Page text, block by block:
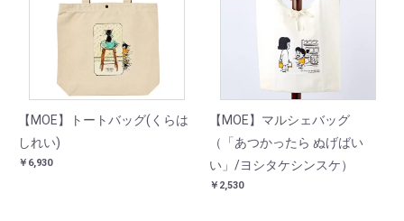
【MOE】トートバッグ(くらは
しれい)
￥6,930
【MOE】マルシェバッグ
（「あつかったら ぬげばい
い」/ヨシタケシンスケ）
￥2,530